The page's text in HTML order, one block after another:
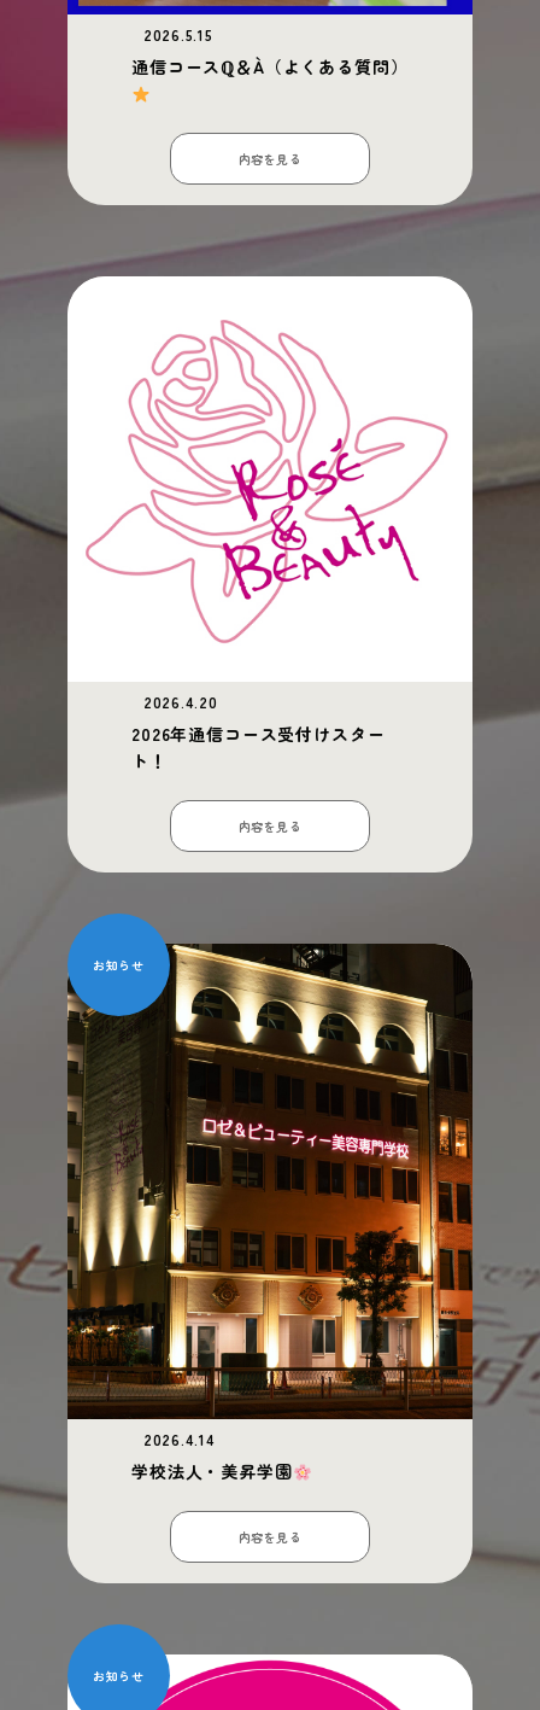
2026.5.15
通信コースℚ＆À（よくある質問）
内容を見る
2026.4.20
2026年通信コース受付けスター
ト！
内容を見る
お知らせ
2026.4.14
学校法人・美昇学園
内容を見る
お知らせ